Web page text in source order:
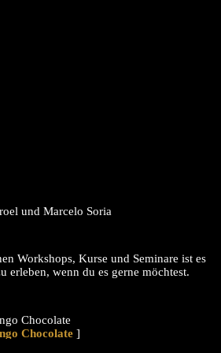
und Marcelo Soria
Workshops, Kurse und Seminare ist es
erleben, wenn du es gerne möchtest.
Chocolate
]